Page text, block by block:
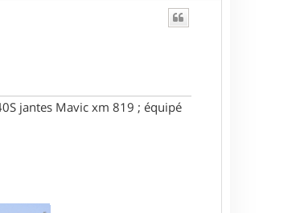
jantes Mavic xm 819 ; équipé